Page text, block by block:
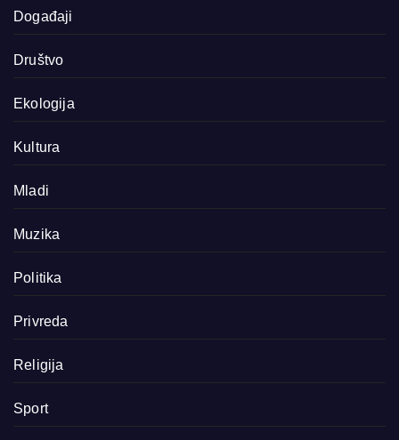
Događaji
Društvo
Ekologija
Kultura
Mladi
Muzika
Politika
Privreda
Religija
Sport